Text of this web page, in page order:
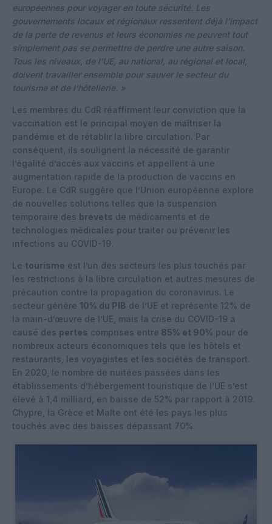
européennes pour voyager en toute sécurité. Les
gouvernements locaux et régionaux ressentent déjà l’impact
de la perte de revenus et leurs économies ne peuvent tout
simplement pas se permettre de perdre une autre saison.
Tous les niveaux, de l’UE, au national, au régional et local,
doivent travailler ensemble pour sauver le secteur du
tourisme et de l’hôtellerie. »
Les membres du CdR réaffirment leur conviction que la
vaccination est le principal moyen de maîtriser la
pandémie et de rétablir la libre circulation. Par
conséquent, ils soulignent la nécessité de garantir
l’égalité d’accès aux vaccins et appellent à une
augmentation rapide de la production de vaccins en
Europe. Le CdR suggère que l’Union européenne explore
de nouvelles solutions telles que la suspension
temporaire des brevets de médicaments et de
technologies médicales pour traiter ou prévenir les
infections au COVID-19.
Le tourisme est l’un des secteurs les plus touchés par
les restrictions à la libre circulation et autres mesures de
précaution contre la propagation du coronavirus. Le
secteur génère 10% du PIB de l’UE et représente 12% de
la main-d’œuvre de l’UE, mais la crise du COVID-19 a
causé des pertes comprises entre 85% et 90% pour de
nombreux acteurs économiques tels que les hôtels et
restaurants, les voyagistes et les sociétés de transport.
En 2020, le nombre de nuitées passées dans les
établissements d’hébergement touristique de l’UE s’est
élevé à 1,4 milliard, en baisse de 52% par rapport à 2019.
Chypre, la Grèce et Malte ont été les pays les plus
touchés avec des baisses dépassant 70%.